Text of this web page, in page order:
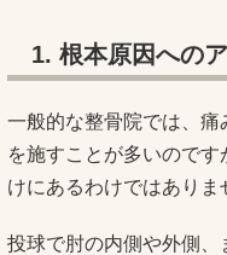
1. 根本原因への
一般的な整骨院では、
を施すことが多いので
けにあるわけではありま
投球で肘の内側や外側、